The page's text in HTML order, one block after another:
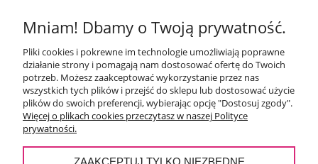
NAJWAŻNIEJSZE KATEGORIE
POMOC
MOJE KONTO
PŁATNOŚCI I DOSTAWA
Mniam! Dbamy o Twoją prywatność.
Pliki cookies i pokrewne im technologie umożliwiają poprawne
działanie strony i pomagają nam dostosować ofertę do Twoich
potrzeb. Możesz zaakceptować wykorzystanie przez nas
wszystkich tych plików i przejść do sklepu lub dostosować użycie
plików do swoich preferencji, wybierając opcję "Dostosuj zgody".
Więcej o plikach cookies przeczytasz w naszej Polityce
prywatności.
ZAAKCEPTUJ TYLKO NIEZBĘDNE